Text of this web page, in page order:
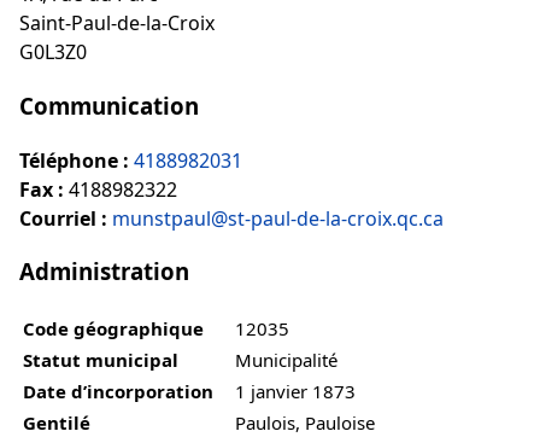
Saint-Paul-de-la-Croix
G0L3Z0
Communication
Téléphone : 4188982031
Fax : 4188982322
Courriel : munstpaul@st-paul-de-la-croix.qc.ca
Administration
Code géographique
12035
Statut municipal
Municipalité
Date d’incorporation
1 janvier 1873
Gentilé
Paulois, Pauloise